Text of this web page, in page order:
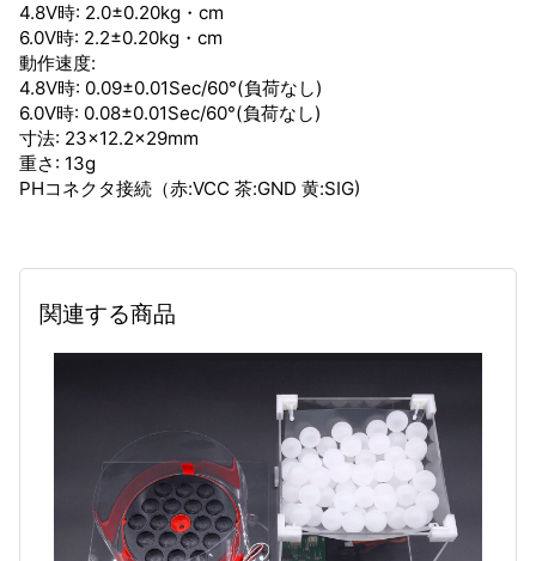
4.8V時: 2.0±0.20kg・cm
6.0V時: 2.2±0.20kg・cm
動作速度:
4.8V時: 0.09±0.01Sec/60°(負荷なし)
6.0V時: 0.08±0.01Sec/60°(負荷なし)
寸法: 23×12.2×29mm
重さ: 13g
PHコネクタ接続（赤:VCC 茶:GND 黄:SIG)
関連する商品